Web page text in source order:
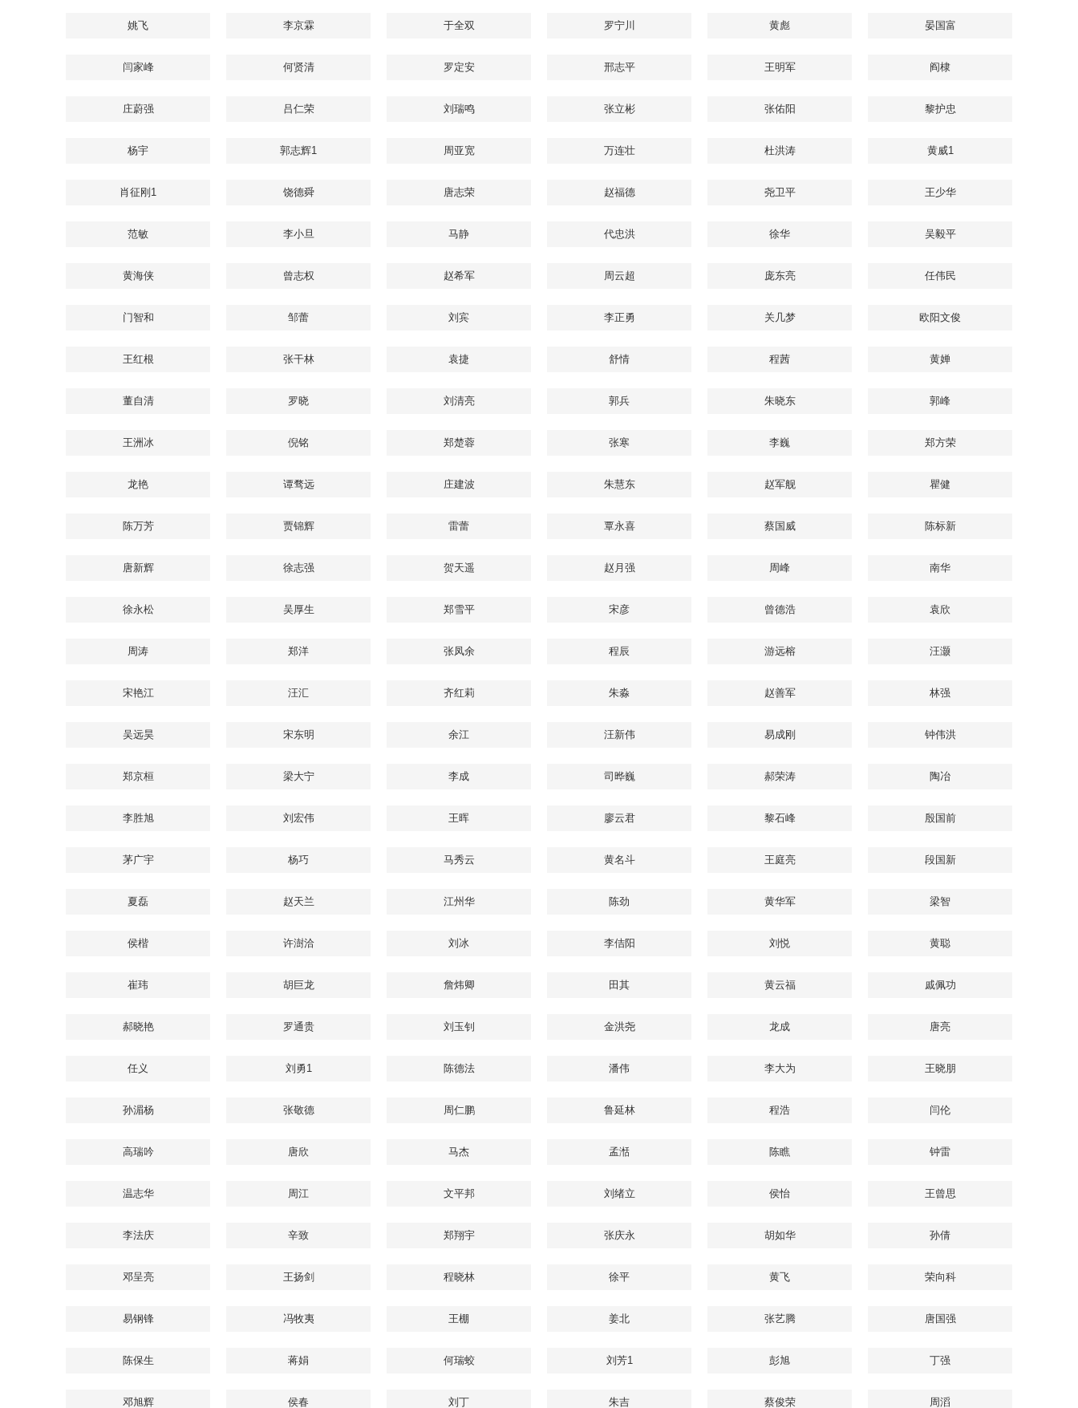
姚飞 李京霖 于全双 罗宁川 黄彪 晏国富
闫家峰 何贤清 罗定安 邢志平 王明军 阎棣
庄蔚强 吕仁荣 刘瑞鸣 张立彬 张佑阳 黎护忠
杨宇 郭志辉1 周亚宽 万连壮 杜洪涛 黄威1
肖征刚1 饶德舜 唐志荣 赵福德 尧卫平 王少华
范敏 李小旦 马静 代忠洪 徐华 吴毅平
黄海侠 曾志权 赵希军 周云超 庞东亮 任伟民
门智和 邹蕾 刘宾 李正勇 关几梦 欧阳文俊
王红根 张干林 袁捷 舒情 程茜 黄婵
董自清 罗晓 刘清亮 郭兵 朱晓东 郭峰
王洲冰 倪铭 郑楚蓉 张寒 李巍 郑方荣
龙艳 谭骛远 庄建波 朱慧东 赵军舰 瞿健
陈万芳 贾锦辉 雷蕾 覃永喜 蔡国威 陈标新
唐新辉 徐志强 贺天遥 赵月强 周峰 南华
徐永松 吴厚生 郑雪平 宋彦 曾德浩 袁欣
周涛 郑洋 张凤余 程辰 游远榕 汪灏
宋艳江 汪汇 齐红莉 朱淼 赵善军 林强
吴远昊 宋东明 余江 汪新伟 易成刚 钟伟洪
郑京桓 梁大宁 李成 司晔巍 郝荣涛 陶冶
李胜旭 刘宏伟 王晖 廖云君 黎石峰 殷国前
茅广宇 杨巧 马秀云 黄名斗 王庭亮 段国新
夏磊 赵天兰 江州华 陈劲 黄华军 梁智
侯楷 许澍洽 刘冰 李佶阳 刘悦 黄聪
崔玮 胡巨龙 詹炜卿 田其 黄云福 戚佩功
郝晓艳 罗通贵 刘玉钊 金洪尧 龙成 唐亮
任义 刘勇1 陈德法 潘伟 李大为 王晓朋
孙湄杨 张敬德 周仁鹏 鲁延林 程浩 闫伦
高瑞吟 唐欣 马杰 孟湉 陈瞧 钟雷
温志华 周江 文平邦 刘绪立 侯怡 王曾思
李法庆 辛致 郑翔宇 张庆永 胡如华 孙倩
邓呈亮 王扬剑 程晓林 徐平 黄飞 荣向科
易钢锋 冯牧夷 王棚 姜北 张艺腾 唐国强
陈保生 蒋娟 何瑞蛟 刘芳1 彭旭 丁强
邓旭辉 侯春 刘丁 朱吉 蔡俊荣 周滔